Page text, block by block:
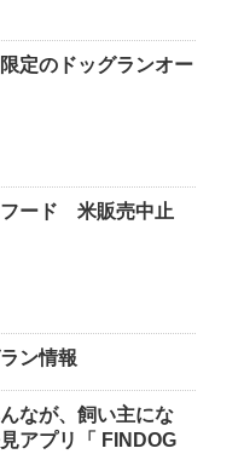
定のドッグランオー
フード 米販売中止
ン情報
なが、飼い主にな
アプリ「 FINDOG